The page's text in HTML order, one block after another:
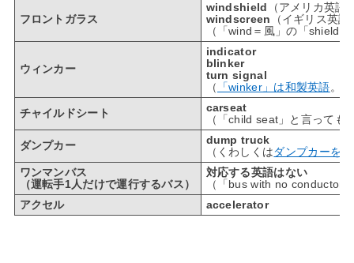
フロントガラス
windshield （アメリカ英語
windscreen （イギリス英語
（「wind＝風」の「shield
ウィンカー
indicator
blinker
turn signal
（
「winker」は和製英語。
チャイルドシート
carseat
（「child seat」と言って
ダンプカー
dump truck
（くわしくはダンプカーを
ワンマンバス
（運転手1人だけで運行するバス）
対応する英語はない
（「bus with no conductor
アクセル
accelerator